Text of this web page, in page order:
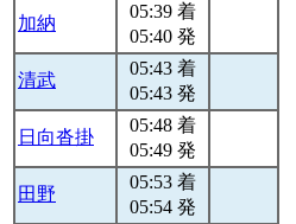
加納
05:39 着
05:40 発
清武
05:43 着
05:43 発
日向沓掛
05:48 着
05:49 発
田野
05:53 着
05:54 発